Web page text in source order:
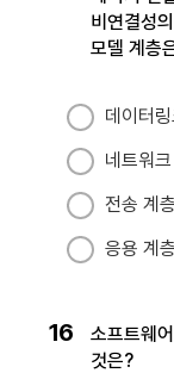
비연결성
모델 계층
데이터
네트워
전송 계
응용 계
16
소프트웨
것은?